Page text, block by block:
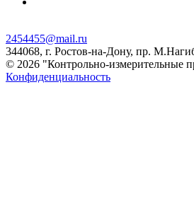
2454455@mail.ru
344068, г. Ростов-на-Дону, пр.
© 2026 "Контрольно-измерительные
Конфиденциальность